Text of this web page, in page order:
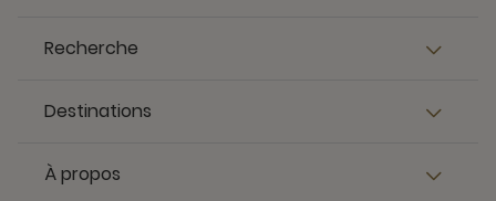
Recherche
Destinations
À propos